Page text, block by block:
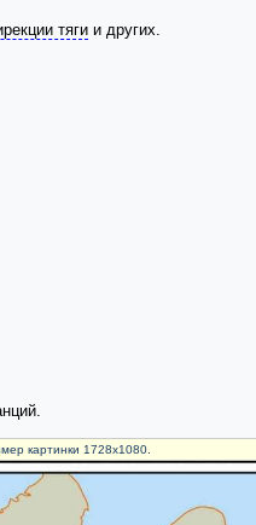
тяги и других.
картинки 1728x1080.